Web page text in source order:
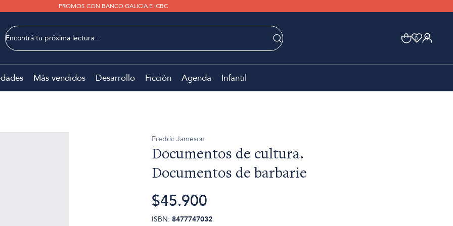
PROMOS CON BANCO GALICIA E ICBC
0 0
Más vendidos Desarrollo Ficción Agenda Infantil
Fredric Jameson
Documentos de cultura.
Documentos de barbarie
$45.900
ISBN: 8477747032